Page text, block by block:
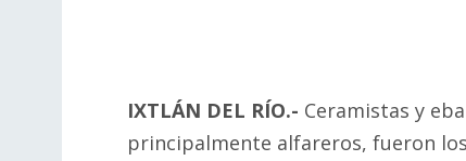
IXTLÁN DEL RÍO.- Ceramistas y
principalmente alfareros, fueron